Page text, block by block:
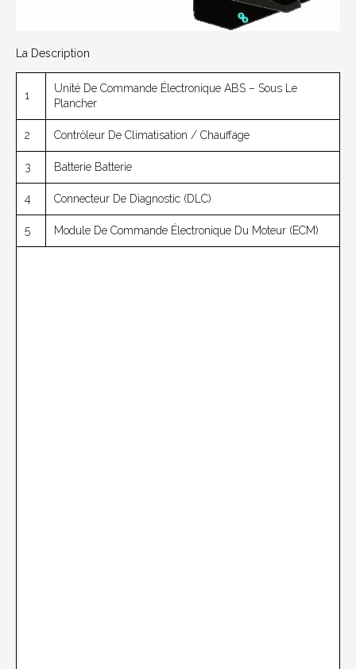
La Description
1
Unité De Commande Électronique ABS – Sous Le
Plancher
2 Contrôleur De Climatisation / Chauffage
3 Batterie Batterie
4 Connecteur De Diagnostic (DLC)
5 Module De Commande Électronique Du Moteur (ECM)